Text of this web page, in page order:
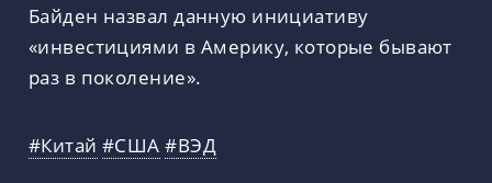
Байден назвал данную инициативу
«инвестициями в Америку, которые бывают
раз в поколение».
#Китай #США #ВЭД